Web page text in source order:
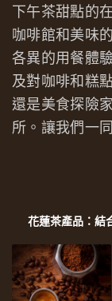
下午茶甜點的
咖啡館和美味
各異的用餐體
及對咖啡和糕
還是美食探險
所。讓我們一
花蓮茶產品：結